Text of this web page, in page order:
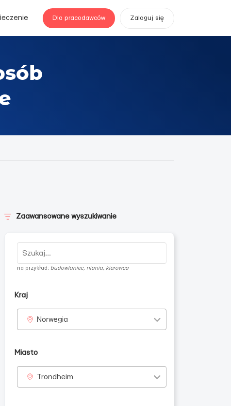
Dla pracodawców Zaloguj się
Mołdawian
Zaawansowane wyszukiwanie
na przykład: budowlaniec, niania, kierowca
Kraj
Norwegia
Miasto
Trondheim